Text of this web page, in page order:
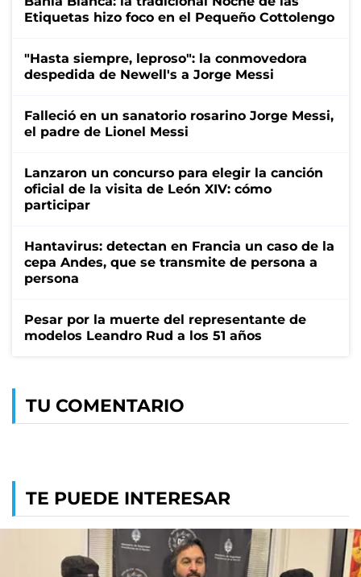
Etiquetas hizo foco en el Pequeño Cottolengo
"Hasta siempre, leproso": la conmovedora
despedida de Newell's a Jorge Messi
Falleció en un sanatorio rosarino Jorge Messi,
el padre de Lionel Messi
Lanzaron un concurso para elegir la canción
oficial de la visita de León XIV: cómo
participar
Hantavirus: detectan en Francia un caso de la
cepa Andes, que se transmite de persona a
persona
Pesar por la muerte del representante de
modelos Leandro Rud a los 51 años
TU COMENTARIO
TE PUEDE INTERESAR